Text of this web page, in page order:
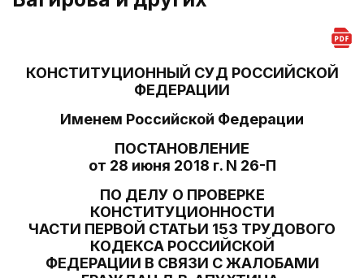
КОНСТИТУЦИОННЫЙ СУД РОССИЙСКОЙ
ФЕДЕРАЦИИ
Именем Российской Федерации
ПОСТАНОВЛЕНИЕ
от 28 июня 2018 г. N 26-П
ПО ДЕЛУ О ПРОВЕРКЕ
КОНСТИТУЦИОННОСТИ
ЧАСТИ ПЕРВОЙ СТАТЬИ 153 ТРУДОВОГО
КОДЕКСА РОССИЙСКОЙ
ФЕДЕРАЦИИ В СВЯЗИ С ЖАЛОБАМИ